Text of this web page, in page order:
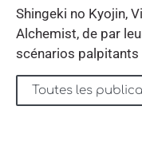
Shingeki no Kyojin,
Alchemist, de par
scénarios palpitants
Toutes les